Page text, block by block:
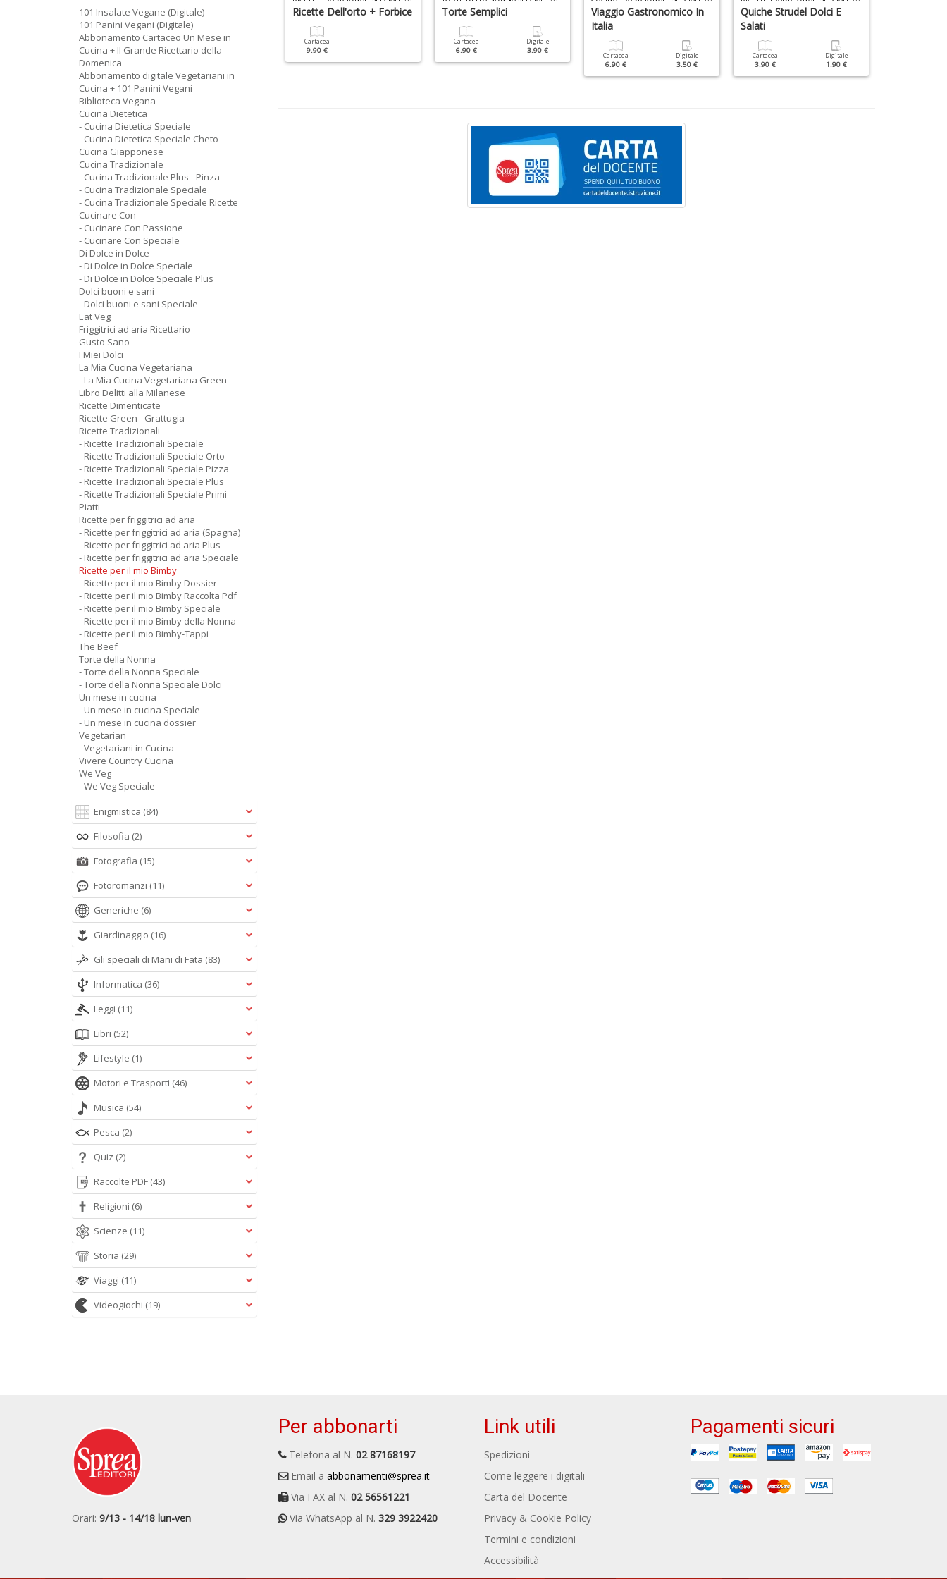
Digitale
3.50 €
Dolci Di Carnevale
Cartacea
4.90 €
Digitale
Ricette Dell'orto + Forbice
Cartacea
9.90 €
Torte Semplici
Cartacea
6.90 €
Digitale
3.90 €
Viaggio Gastronomico In
Italia
Cartacea
6.90 €
Digitale
3.50 €
Quiche Strudel Dolci E
Salati
Cartacea
3.90 €
Digitale
1.90 €
101 Insalate Vegane (Digitale)
101 Panini Vegani (Digitale)
Abbonamento Cartaceo Un Mese in
Cucina + Il Grande Ricettario della
Domenica
Abbonamento digitale Vegetariani in
Cucina + 101 Panini Vegani
Biblioteca Vegana
Cucina Dietetica
- Cucina Dietetica Speciale
- Cucina Dietetica Speciale Cheto
Cucina Giapponese
Cucina Tradizionale
- Cucina Tradizionale Plus - Pinza
- Cucina Tradizionale Speciale
- Cucina Tradizionale Speciale Ricette
Cucinare Con
- Cucinare Con Passione
- Cucinare Con Speciale
Di Dolce in Dolce
- Di Dolce in Dolce Speciale
- Di Dolce in Dolce Speciale Plus
Dolci buoni e sani
- Dolci buoni e sani Speciale
Eat Veg
Friggitrici ad aria Ricettario
Gusto Sano
I Miei Dolci
La Mia Cucina Vegetariana
- La Mia Cucina Vegetariana Green
Libro Delitti alla Milanese
Ricette Dimenticate
Ricette Green - Grattugia
Ricette Tradizionali
- Ricette Tradizionali Speciale
- Ricette Tradizionali Speciale Orto
- Ricette Tradizionali Speciale Pizza
- Ricette Tradizionali Speciale Plus
- Ricette Tradizionali Speciale Primi
Piatti
Ricette per friggitrici ad aria
- Ricette per friggitrici ad aria (Spagna)
- Ricette per friggitrici ad aria Plus
- Ricette per friggitrici ad aria Speciale
Ricette per il mio Bimby
- Ricette per il mio Bimby Dossier
- Ricette per il mio Bimby Raccolta Pdf
- Ricette per il mio Bimby Speciale
- Ricette per il mio Bimby della Nonna
- Ricette per il mio Bimby-Tappi
The Beef
Torte della Nonna
- Torte della Nonna Speciale
- Torte della Nonna Speciale Dolci
Un mese in cucina
- Un mese in cucina Speciale
- Un mese in cucina dossier
Vegetarian
- Vegetariani in Cucina
Vivere Country Cucina
We Veg
- We Veg Speciale
Enigmistica (84)
Filosofia (2)
Fotografia (15)
Fotoromanzi (11)
Generiche (6)
Giardinaggio (16)
Gli speciali di Mani di Fata (83)
Informatica (36)
Leggi (11)
Libri (52)
Lifestyle (1)
Motori e Trasporti (46)
Musica (54)
Pesca (2)
Quiz (2)
Raccolte PDF (43)
Religioni (6)
Scienze (11)
Storia (29)
Viaggi (11)
Videogiochi (19)
Orari: 9/13 - 14/18 lun-ven
Per abbonarti
Telefona al N. 02 87168197
Email a abbonamenti@sprea.it
Via FAX al N. 02 56561221
Via WhatsApp al N. 329 3922420
Link utili
Spedizioni
Come leggere i digitali
Carta del Docente
Privacy & Cookie Policy
Termini e condizioni
Accessibilità
Pagamenti sicuri